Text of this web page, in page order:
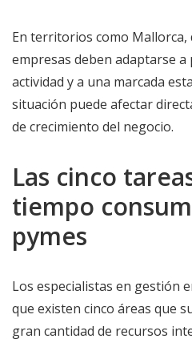
En territorios como Mallorca,
empresas deben adaptarse a
actividad y a una marcada
situación puede afectar
de crecimiento del negocio.
Las cinco
tiempo
pymes
Los especialistas en gestión
que existen cinco áreas que
gran cantidad de recursos